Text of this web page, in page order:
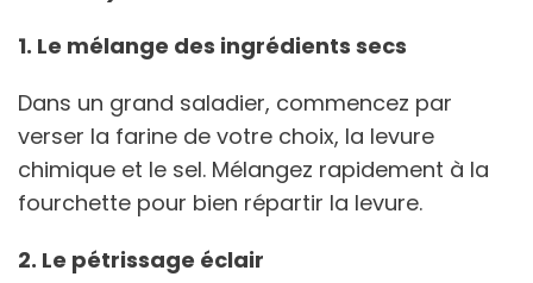
1. Le mélange des ingrédients secs
Dans un grand saladier, commencez par
verser la farine de votre choix, la levure
chimique et le sel. Mélangez rapidement à la
fourchette pour bien répartir la levure.
2. Le pétrissage éclair